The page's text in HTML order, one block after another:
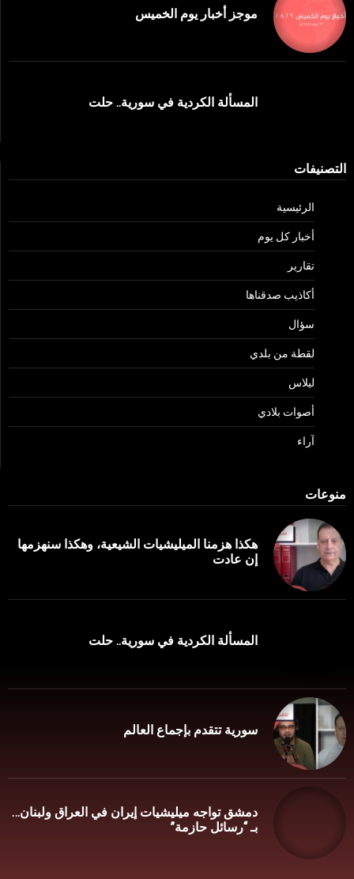
موجز أخبار يوم الخميس
المسألة الكردية في سورية.. حلت
التصنيفات
الرئيسية
أخبار كل يوم
تقارير
أكاذيب صدقناها
سؤال
لقطة من بلدي
ليلاس
أصوات بلادي
آراء
منوعات
هكذا هزمنا الميليشيات الشيعية، وهكذا سنهزمها
إن عادت
المسألة الكردية في سورية.. حلت
سورية تتقدم بإجماع العالم
دمشق تواجه ميليشيات إيران في العراق ولبنان…
بـ “رسائل حازمة”